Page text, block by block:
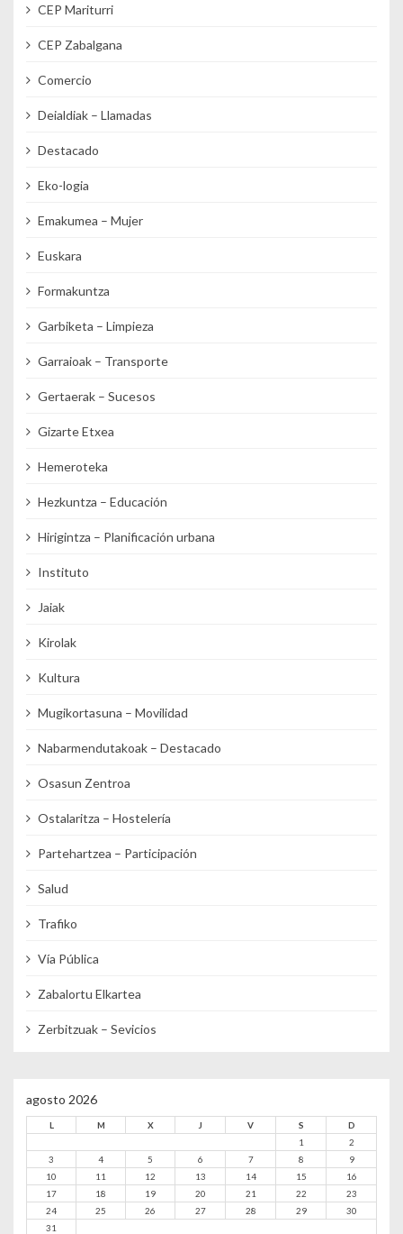
CEP Mariturri
CEP Zabalgana
Comercio
Deialdiak – Llamadas
Destacado
Eko-logia
Emakumea – Mujer
Euskara
Formakuntza
Garbiketa – Limpieza
Garraioak – Transporte
Gertaerak – Sucesos
Gizarte Etxea
Hemeroteka
Hezkuntza – Educación
Hirigintza – Planificación urbana
Instituto
Jaiak
Kirolak
Kultura
Mugikortasuna – Movilidad
Nabarmendutakoak – Destacado
Osasun Zentroa
Ostalaritza – Hostelería
Partehartzea – Participación
Salud
Trafiko
Vía Pública
Zabalortu Elkartea
Zerbitzuak – Sevicios
agosto 2026
L M X J V S
D
1
2
3
4 5 6 7 8
9
10
11 12 13 14 15
16
17
18 19 20 21 22
23
24
25 26 27 28 29
30
31